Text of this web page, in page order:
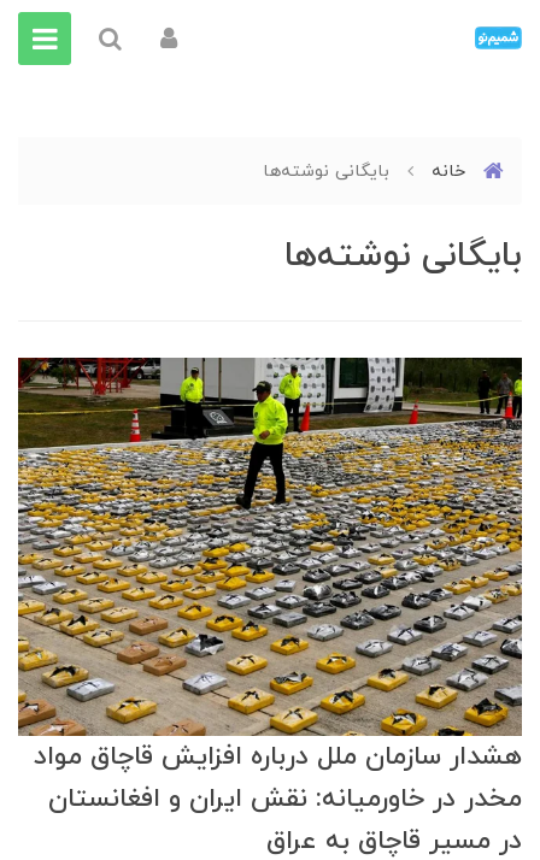
خانه بایگانی نوشته‌ها
بایگانی نوشته‌ها
هشدار سازمان ملل درباره افزایش قاچاق مواد
مخدر در خاورمیانه: نقش ایران و افغانستان
در مسیر قاچاق به عراق